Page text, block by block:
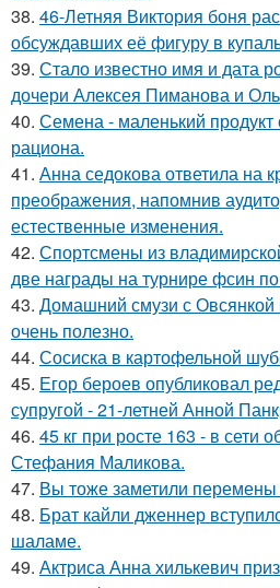
38. 46-Летняя Виктория боня
обсуждавших её фигуру в
39. Стало известно имя и дата
дочери Алексея Пиманова и
40. Семена - маленький
рациона.
41. Анна седокова ответила на
преображения, напомнив
естественные изменения.
42. Спортсмены из
две награды на турнире фсин
43. Домашний смузи с Овсянкой
очень полезно.
44. Сосиска в картофельной
45. Егор бероев опубликовал
супругой - 21-летней Анной
46. 45 кг при росте 163 - в сети
Стефания Маликова.
47. Вы тоже заметили перемены
48. Брат кайли дженнер
шаламе.
49. Актриса Анна хилькевич